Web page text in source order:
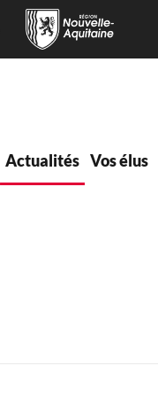
Actualités Vos élus